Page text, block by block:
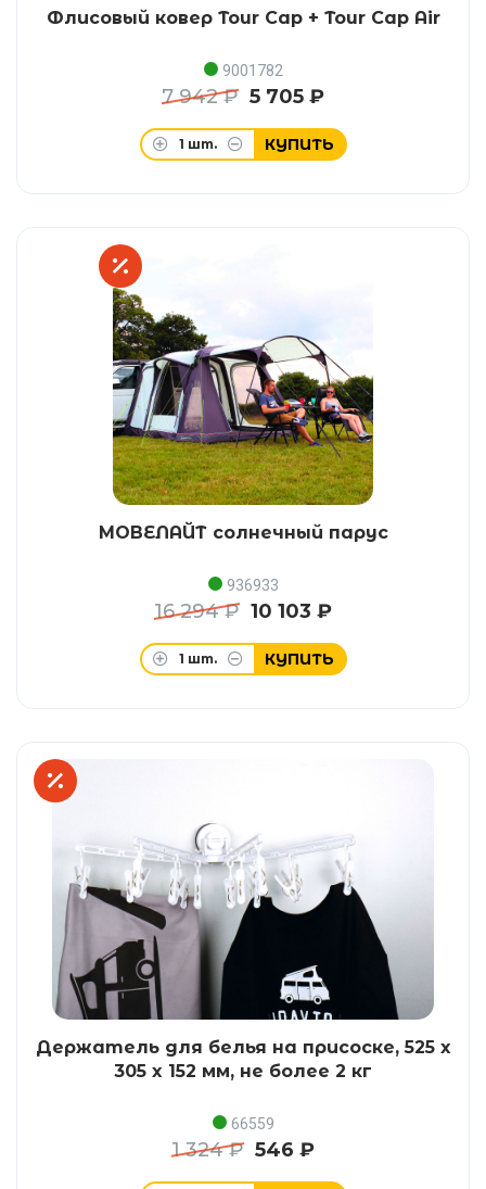
Флисовый ковер Tour Cap + Tour Cap Air
9001782
7 942 ₽ 5 705 ₽
1 шт. КУПИТЬ
МОВЕЛАЙТ солнечный парус
936933
16 294 ₽ 10 103 ₽
1 шт. КУПИТЬ
Держатель для белья на присоске, 525 x
305 x 152 мм, не более 2 кг
66559
1 324 ₽ 546 ₽